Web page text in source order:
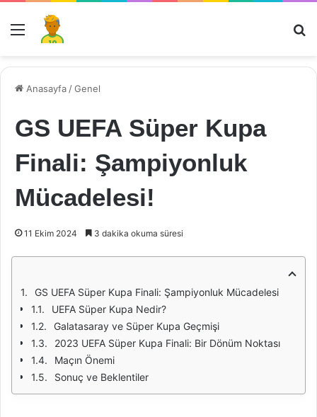
Menü
Anasayfa /Genel
GS UEFA Süper Kupa
Finali: Şampiyonluk
Mücadelesi!
11 Ekim 2024 3 dakika okuma süresi
GS UEFA Süper Kupa Finali: Şampiyonluk Mücadelesi
UEFA Süper Kupa Nedir?
Galatasaray ve Süper Kupa Geçmişi
2023 UEFA Süper Kupa Finali: Bir Dönüm Noktası
Maçın Önemi
Sonuç ve Beklentiler